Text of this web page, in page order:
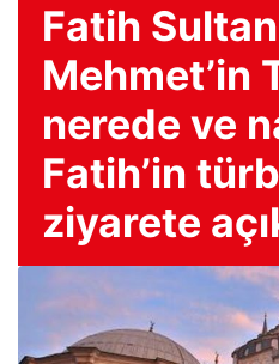
Fatih Sultan
Mehmet’in
nerede ve
Fatih’in
ziyarete